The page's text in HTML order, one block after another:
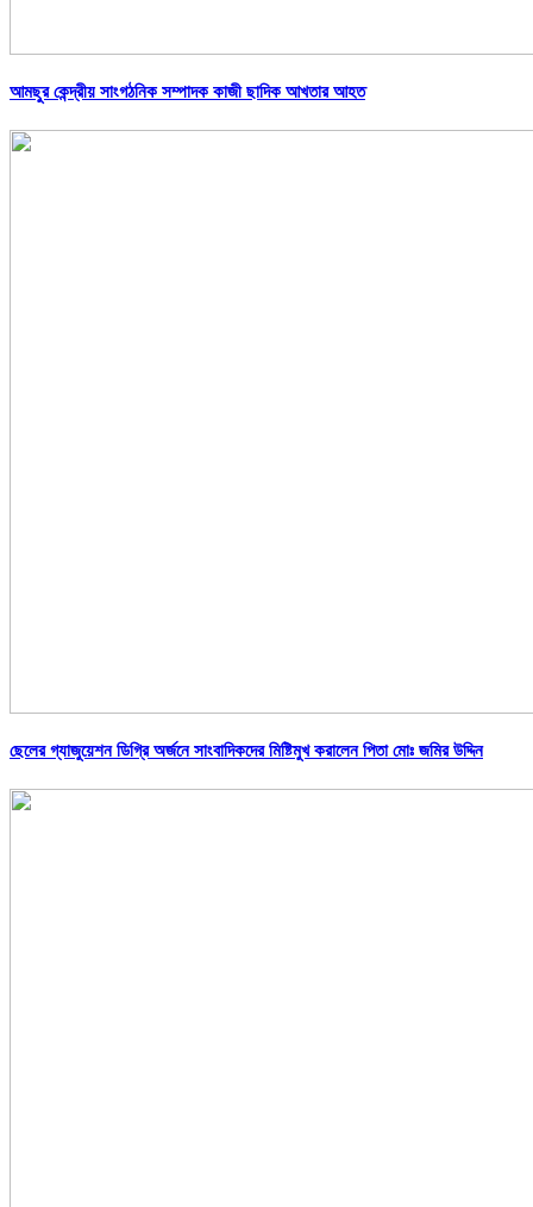
আমছুর কেন্দ্রীয় সাংগঠনিক সম্পাদক কাজী ছাদিক আখতার আহত
ছেলের গ্যাজুয়েশন ডিগ্রি অর্জনে সাংবাদিকদের মিষ্টিমুখ করালেন পিতা মোঃ জমির উদ্দিন